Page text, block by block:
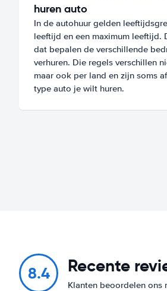
huren auto
In de autohuur gelden
leeftijd en een maximum leeftijd.
dat bepalen de verschillende
verhuren. Die regels verschillen
maar ook per land en zijn soms
type auto je wilt huren.
8.4 Recente
Klanten beoordelen ons